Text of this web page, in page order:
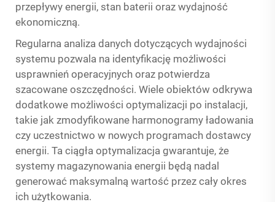
przepływy energii, stan baterii oraz wydajność
ekonomiczną.
Regularna analiza danych dotyczących wydajności
systemu pozwala na identyfikację możliwości
usprawnień operacyjnych oraz potwierdza
szacowane oszczędności. Wiele obiektów odkrywa
dodatkowe możliwości optymalizacji po instalacji,
takie jak zmodyfikowane harmonogramy ładowania
czy uczestnictwo w nowych programach dostawcy
energii. Ta ciągła optymalizacja gwarantuje, że
systemy magazynowania energii będą nadal
generować maksymalną wartość przez cały okres
ich użytkowania.